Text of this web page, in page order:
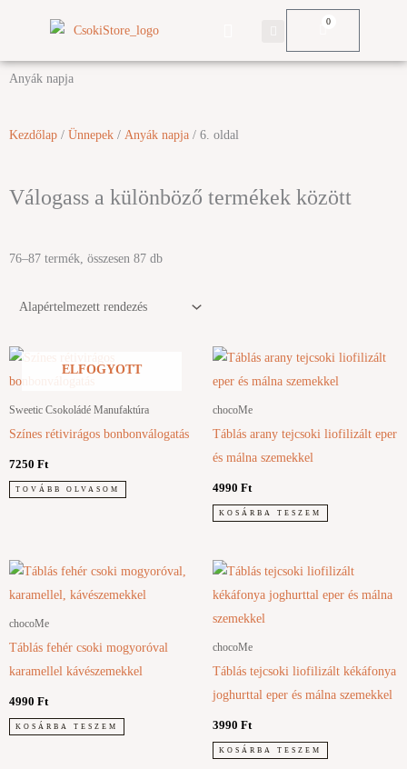
content
0
Kosár
Anyák napja
Kezdőlap / Ünnepek / Anyák napja / 6. oldal
Válogass a különböző termékek között
76–87 termék, összesen 87 db
ELFOGYOTT
Sweetic Csokoládé Manufaktúra
Színes rétivirágos bonbonválogatás
7250 Ft
TOVÁBB OLVASOM
chocoMe
Táblás arany tejcsoki liofilizált eper
és málna szemekkel
4990 Ft
KOSÁRBA TESZEM
chocoMe
Táblás fehér csoki mogyoróval
karamellel kávészemekkel
4990 Ft
KOSÁRBA TESZEM
chocoMe
Táblás tejcsoki liofilizált kékáfonya
joghurttal eper és málna szemekkel
3990 Ft
KOSÁRBA TESZEM